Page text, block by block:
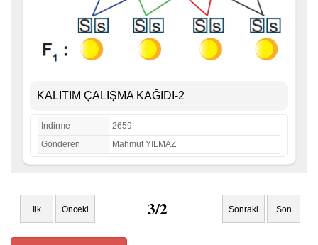
KALITIM ÇALIŞMA KAĞIDI-2
İndirme
2659
Gönderen
Mahmut YILMAZ
İlk Önceki 3/2 Sonraki Son